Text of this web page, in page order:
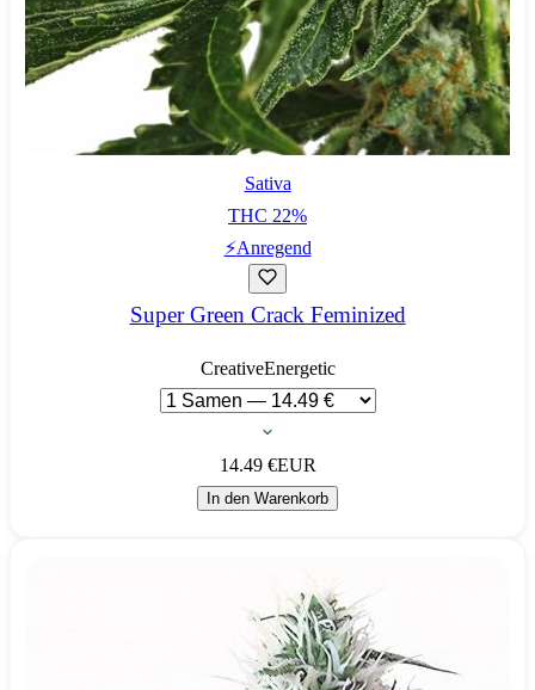
Sativa
THC 22%
⚡Anregend
Super Green Crack Feminized
CreativeEnergetic
14.49€EUR
In den Warenkorb